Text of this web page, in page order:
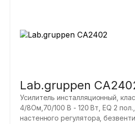
Lab.gruppen
Усилитель инсталляционный,
4/8Ом,70/100 B - 120 Вт, EQ 2
настенного регулятора,